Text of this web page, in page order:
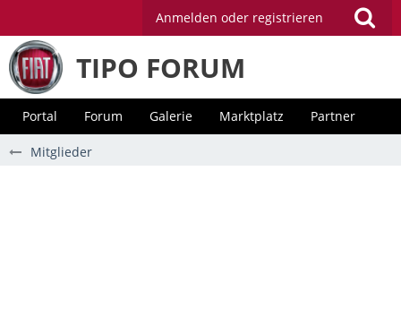
Anmelden oder registrieren
TIPO FORUM
Portal Forum Galerie Marktplatz Partner
Mitglieder